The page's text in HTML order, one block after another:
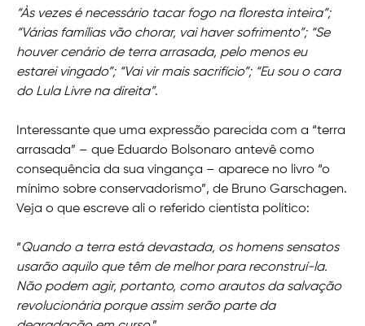
“Às vezes é necessário tacar fogo na floresta inteira”;
“Várias famílias vão chorar, vai haver sofrimento”; “Se
houver cenário de terra arrasada, pelo menos eu
estarei vingado”; “Vai vir mais sacrifício”; “Eu sou o cara
do Lula Livre na direita”.
Interessante que uma expressão parecida com a “terra
arrasada” – que Eduardo Bolsonaro antevê como
consequência da sua vingança – aparece no livro “o
mínimo sobre conservadorismo”, de Bruno Garschagen.
Veja o que escreve ali o referido cientista político:
“Quando a terra está devastada, os homens sensatos
usarão aquilo que têm de melhor para reconstruí-la.
Não podem agir, portanto, como arautos da salvação
revolucionária porque assim serão parte da